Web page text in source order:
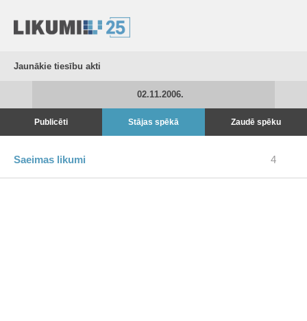
Jaunākie tiesību akti
02.11.2006.
Publicēti Stājas spēkā Zaudē spēku
Saeimas likumi 4